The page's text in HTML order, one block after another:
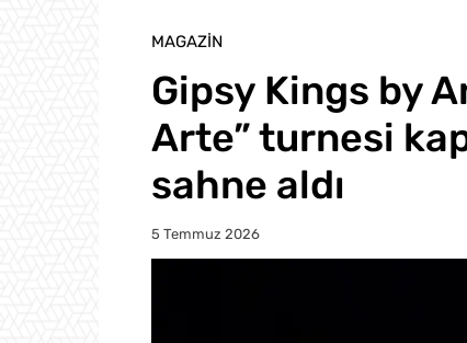
MAGAZIN
Gipsy Kings by
Arte” turnesi
sahne aldı
5 Temmuz 2026